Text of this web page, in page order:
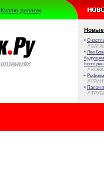
Куплю диплом
Новые
•
//
• Лео
будущем
быть
//
•
//
• Палач
//